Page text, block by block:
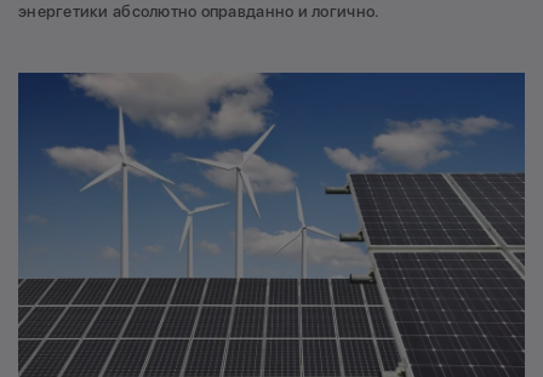
энергетики абсолютно оправданно и логично.